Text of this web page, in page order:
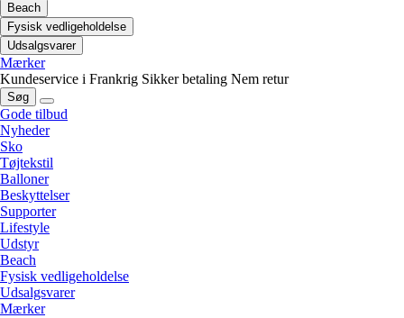
Beach
Fysisk vedligeholdelse
Udsalgsvarer
Mærker
Kundeservice i Frankrig Sikker betaling Nem retur
Søg
Gode tilbud
Nyheder
Sko
Tøjtekstil
Balloner
Beskyttelser
Supporter
Lifestyle
Udstyr
Beach
Fysisk vedligeholdelse
Udsalgsvarer
Mærker